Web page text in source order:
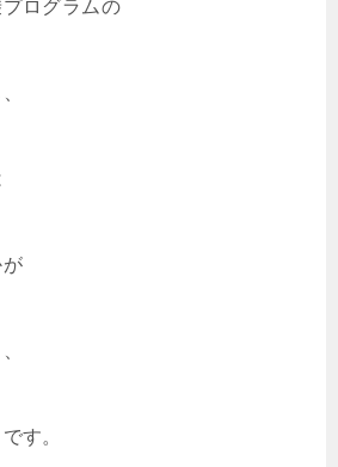
ログラムの
す。